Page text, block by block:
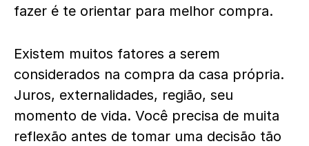
fazer é te orientar para melhor compra.
Existem muitos fatores a serem
considerados na compra da casa própria.
Juros, externalidades, região, seu
momento de vida. Você precisa de muita
reflexão antes de tomar uma decisão tão